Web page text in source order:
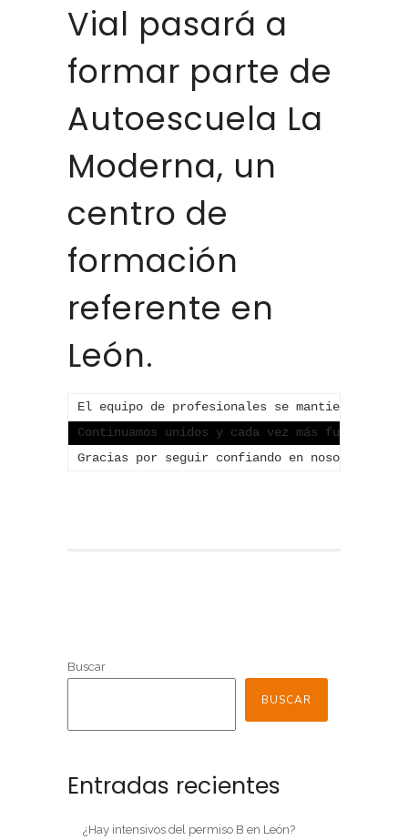
Vial pasará a
formar parte de
Autoescuela La
Moderna, un
centro de
formación
referente en
León.
El equipo de profesionales se mantiene
Continuamos unidos y cada vez más fuertes…
Gracias por seguir confiando en nosotros.
Buscar
BUSCAR
Entradas recientes
¿Hay intensivos del permiso B en León?